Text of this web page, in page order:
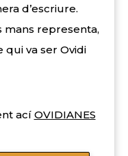
d’escriure.
representa,
qui va ser Ovidi
ací OVIDIANES